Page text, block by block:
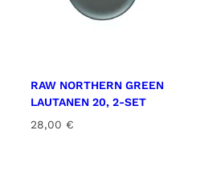
RAW NORTHERN GREEN
LAUTANEN 20, 2-SET
28,00 €